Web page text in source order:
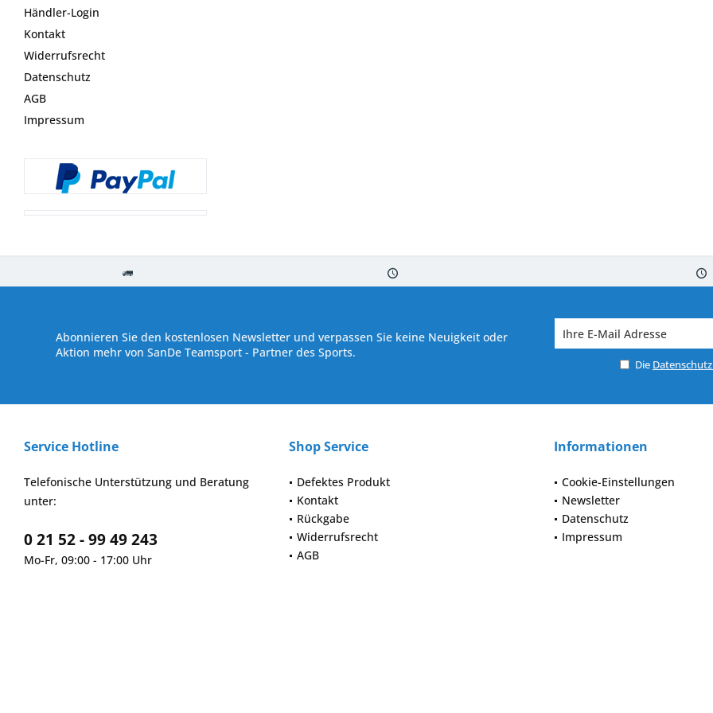
Händler-Login
Kontakt
Widerrufsrecht
Datenschutz
AGB
Impressum
Abonnieren Sie den kostenlosen Newsletter und verpassen Sie keine Neuigkeit oder
Aktion mehr von SanDe Teamsport - Partner des Sports.
Die
Service Hotline
Telefonische Unterstützung und Beratung
unter:
0 21 52 - 99 49 243
Mo-Fr, 09:00 - 17:00 Uhr
Shop Service
Defektes Produkt
Kontakt
Rückgabe
Widerrufsrecht
AGB
Informationen
Cookie-Einstellungen
Newsletter
Datenschutz
Impressum